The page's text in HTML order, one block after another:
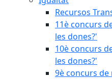
Recursos
11è concurs
les dones?'
10è concurs
les dones?'
9è concurs